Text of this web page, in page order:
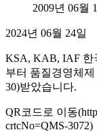
2009년 06월
2024년 06월 24일
KSA, KAB, IAF 한
부터 품질경영체
30)받았습니다.
QR코드로 이동
crtcNo=QMS-3072)